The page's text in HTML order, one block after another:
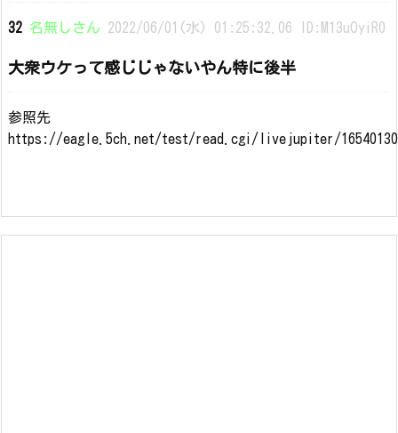
32 名無しさん 2022/06/01(水) 01:25:32.06 ID:M13uOyiR0
大衆ウケって感じじゃないやん特に後半
参照先
https://eagle.5ch.net/test/read.cgi/livejupiter/